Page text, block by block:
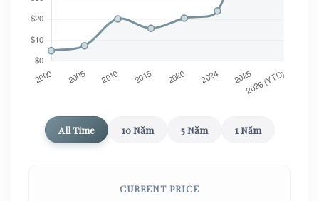
All Time 10 Năm 5 Năm 1 Năm
CURRENT PRICE